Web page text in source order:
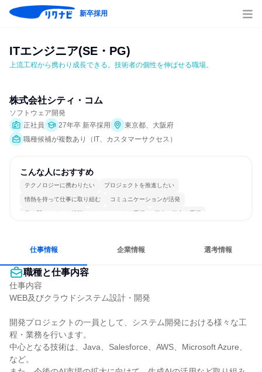
新卒採用
ITエンジニア(SE・PG)
上流工程から携わり成長できる。技術者の個性を伸ばせる職場。
株式会社シティ・コム
ソフトウェア開発
正社員
27年卒 新卒採用
東京都、大阪府
職種候補が複数あり（IT、カスタマーサクセス）
こんな人におすすめ
テクノロジーに携わりたい プロジェクトを推進したい
情熱を持って仕事に取り組む コミュニケーションが活発
常に新しいものに挑戦 チームワークを重視 個人の能力を重視
仕事情報 企業情報 選考情報
職種と仕事内容
仕事内容
WEB及びクラウドシステム設計・開発
開発プロジェクトの一員として、システム開発における様々な工
程・業務を行います。
中心となる技術は、Java、Salesforce、AWS、Microsoft Azure、
など。